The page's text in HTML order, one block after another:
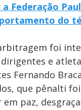
Federação
do
foi
e
Fernando
que pênalti
paz,